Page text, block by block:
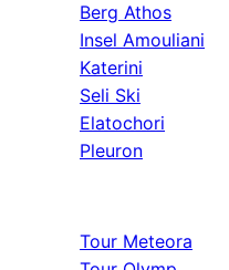
Berg Athos
Insel Amouliani
Katerini
Seli Ski
Elatochori
Pleuron
Tour Meteora